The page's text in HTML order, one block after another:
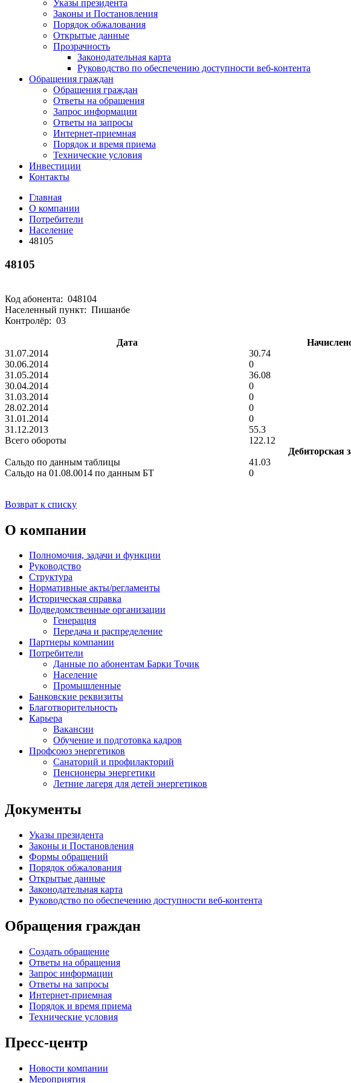
Указы президента
Законы и Постановления
Порядок обжалования
Открытые данные
Прозрачность
Законодательная карта
Руководство по обеспечению доступности веб-контента
Обращения граждан
Обращения граждан
Ответы на обращения
Запрос информации
Ответы на запросы
Интернет-приемная
Порядок и время приема
Технические условия
Инвестиции
Контакты
Главная
О компании
Потребители
Население
48105
48105
Код абонента: 048104
Населенный пункт: Пишанбе
Контролёр: 03
Дата
31.07.2014
30.74
30.06.2014
0
31.05.2014
36.08
30.04.2014
0
31.03.2014
0
28.02.2014
0
31.01.2014
0
31.12.2013
55.3
Всего обороты
122.12
Дебиторская
Сальдо по данным таблицы
41.03
Сальдо на 01.08.0014 по данным БТ
0
Возврат к списку
О компании
Полномочия, задачи и функции
Руководство
Структура
Нормативные акты/регламенты
Историческая справка
Подведомственные организации
Генерация
Передача и распределение
Партнеры компании
Потребители
Данные по абонентам Барки Точик
Население
Промышленные
Банковские реквизиты
Благотворительность
Карьера
Вакансии
Обучение и подготовка кадров
Профсоюз энергетиков
Санаторий и профилакторий
Пенсионеры энергетики
Летние лагеря для детей энергетиков
Документы
Указы президента
Законы и Постановления
Формы обращений
Порядок обжалования
Открытые данные
Законодательная карта
Руководство по обеспечению доступности веб-контента
Обращения граждан
Создать обращение
Ответы на обращения
Запрос информации
Ответы на запросы
Интернет-приемная
Порядок и время приема
Технические условия
Пресс-центр
Новости компании
Мероприятия